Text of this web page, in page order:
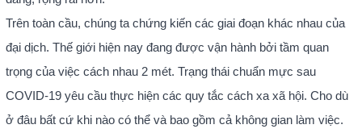
Trên toàn cầu, chúng ta chứng kiến ​​các giai đoạn khác nhau của
đại dịch. Thế giới hiện nay đang được vận hành bởi tầm quan
trọng của việc cách nhau 2 mét. Trạng thái chuẩn mực sau
COVID-19 yêu cầu thực hiện các quy tắc cách xa xã hội. Cho dù
ở đâu bất cứ khi nào có thể và bao gồm cả không gian làm việc.